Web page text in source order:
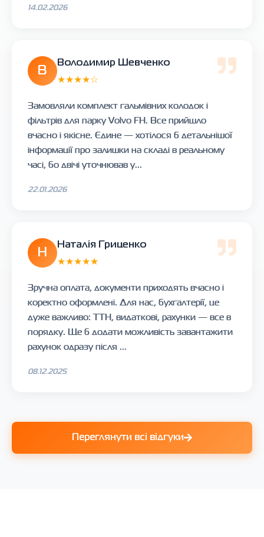
14.02.2026
В
Володимир Шевченко
★★★★☆
Замовляли комплект гальмівних колодок і
фільтрів для парку Volvo FH. Все прийшло
вчасно і якісне. Єдине — хотілося б детальнішої
інформації про залишки на складі в реальному
часі, бо двічі уточнював у...
22.01.2026
Н
Наталія Гриценко
★★★★★
Зручна оплата, документи приходять вчасно і
коректно оформлені. Для нас, бухгалтерії, це
дуже важливо: ТТН, видаткові, рахунки — все в
порядку. Ще б додати можливість завантажити
рахунок одразу після ...
08.12.2025
Переглянути всі відгуки